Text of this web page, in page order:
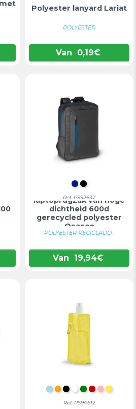
Polyester lanyard Lariat
POLYESTER
Van 0,19€
ZWART
Ref: PS92637
laptoprugzak van hoge
dichtheid 600d
gerecycled polyester
Osasco
POLYESTER RECICLADO...
Van 19,94€
LICHTBLAUW
ORANJE
ZWART
WITGROEN
ROOD
ROZE
GEEL
Ref: PS94612